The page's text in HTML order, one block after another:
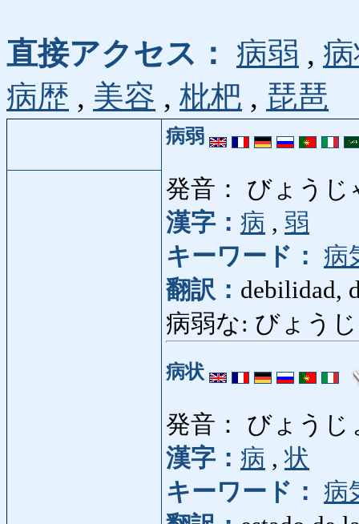
直接アクセス： 病弱 ,
病歴 , 美容 , 枇杷 , 琵琶
病弱
発音： びょうじ
漢字： 病 , 弱
キーワード： 病
翻訳： debilidad,
病弱な: びょう
病状
発音： びょうじ
漢字： 病 ,状
キーワード： 病